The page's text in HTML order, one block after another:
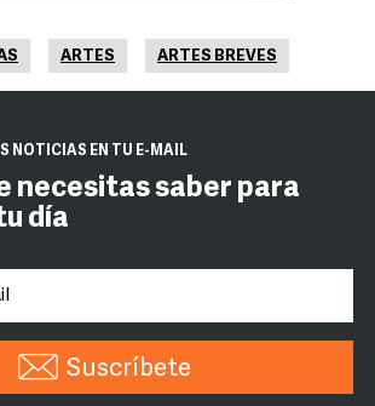
ARTES ARTES BREVES
NOTICIAS EN TU E-MAIL
necesitas saber para
día
Suscríbete